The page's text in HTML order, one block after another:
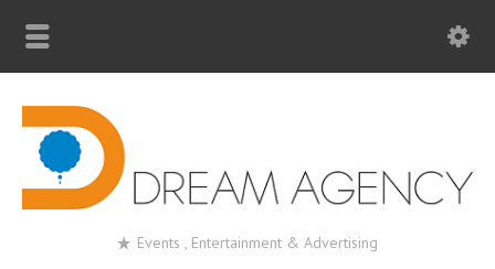
Events , Entertainment & Advertising